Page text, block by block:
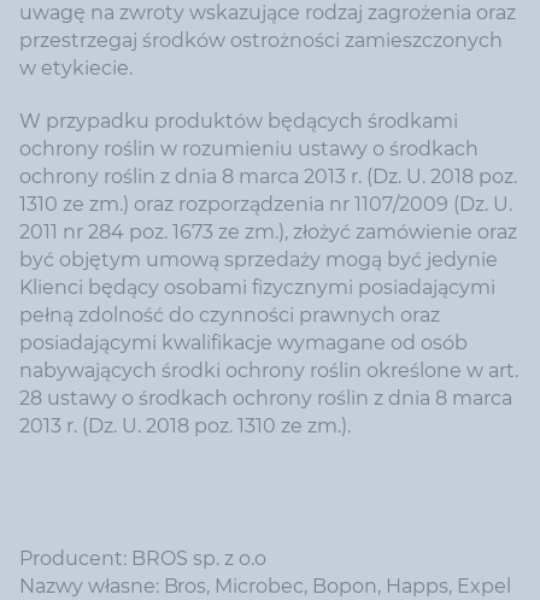
uwagę na zwroty wskazujące rodzaj zagrożenia oraz
przestrzegaj środków ostrożności zamieszczonych
w etykiecie.
W przypadku produktów będących środkami
ochrony roślin w rozumieniu ustawy o środkach
ochrony roślin z dnia 8 marca 2013 r. (Dz. U. 2018 poz.
1310 ze zm.) oraz rozporządzenia nr 1107/2009 (Dz. U.
2011 nr 284 poz. 1673 ze zm.), złożyć zamówienie oraz
być objętym umową sprzedaży mogą być jedynie
Klienci będący osobami fizycznymi posiadającymi
pełną zdolność do czynności prawnych oraz
posiadającymi kwalifikacje wymagane od osób
nabywających środki ochrony roślin określone w art.
28 ustawy o środkach ochrony roślin z dnia 8 marca
2013 r. (Dz. U. 2018 poz. 1310 ze zm.).
Producent: BROS sp. z o.o
Nazwy własne: Bros, Microbec, Bopon, Happs, Expel